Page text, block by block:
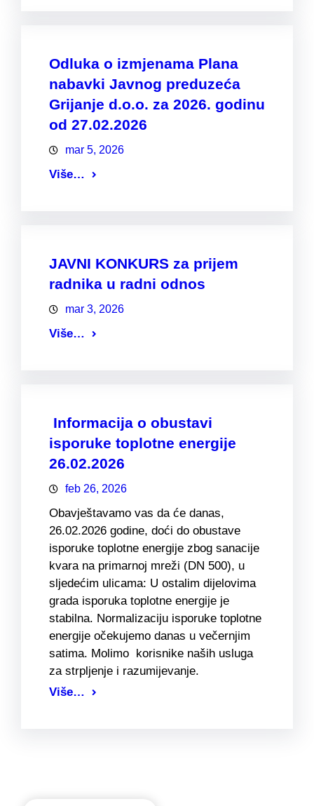
Odluka o izmjenama Plana
nabavki Javnog preduzeća
Grijanje d.o.o. za 2026. godinu
od 27.02.2026
mar 5, 2026
Više…
JAVNI KONKURS za prijem
radnika u radni odnos
mar 3, 2026
Više…
Informacija o obustavi
isporuke toplotne energije
26.02.2026
feb 26, 2026
Obavještavamo vas da će danas,
26.02.2026 godine, doći do obustave
isporuke toplotne energije zbog sanacije
kvara na primarnoj mreži (DN 500), u
sljedećim ulicama: U ostalim dijelovima
grada isporuka toplotne energije je
stabilna. Normalizaciju isporuke toplotne
energije očekujemo danas u večernjim
satima. Molimo korisnike naših usluga
za strpljenje i razumijevanje.
Više…